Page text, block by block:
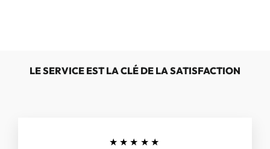
LE SERVICE EST LA CLÉ DE LA SATISFACTION
★★★★★